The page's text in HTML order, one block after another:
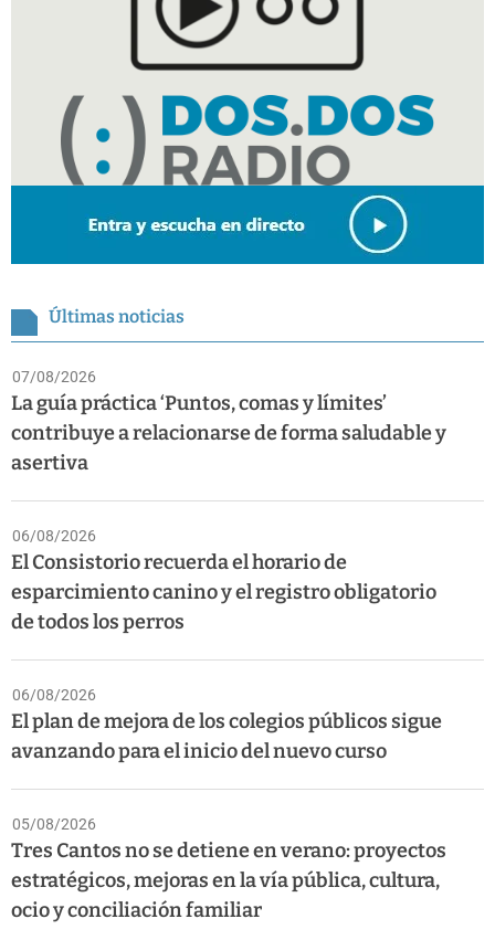
Últimas noticias
07/08/2026
La guía práctica ‘Puntos, comas y límites’
contribuye a relacionarse de forma saludable y
asertiva
06/08/2026
El Consistorio recuerda el horario de
esparcimiento canino y el registro obligatorio
de todos los perros
06/08/2026
El plan de mejora de los colegios públicos sigue
avanzando para el inicio del nuevo curso
05/08/2026
Tres Cantos no se detiene en verano: proyectos
estratégicos, mejoras en la vía pública, cultura,
ocio y conciliación familiar